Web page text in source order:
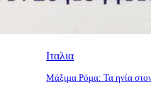
Ιταλια
Μάξιμα Ρόμα: Τα ηνία